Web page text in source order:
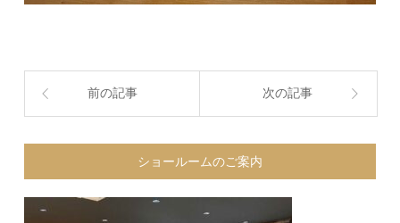
前の記事 次の記事
ショールームのご案内